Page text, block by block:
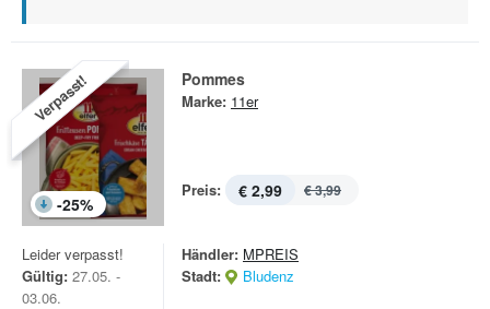
Verpasst!
-25%
Pommes
Marke: 11er
Preis: € 2,99 € 3,99
Leider verpasst!
Gültig: 27.05. -
03.06.
Händler: MPREIS
Stadt:
Bludenz